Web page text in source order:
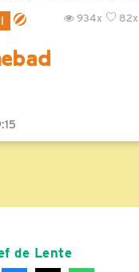
82x
934x
de Lente